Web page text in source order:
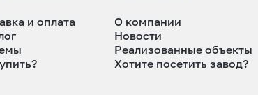
и оплата
О компании
Новости
Реализованные объекты
Хотите посетить завод?